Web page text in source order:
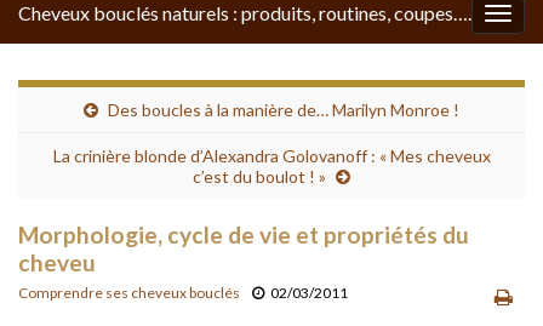
Cheveux bouclés naturels : produits, routines, coupes….
Des boucles à la manière de… Marilyn Monroe !
La crinière blonde d’Alexandra Golovanoff : « Mes cheveux
c’est du boulot ! »
Morphologie, cycle de vie et propriétés du
cheveu
Comprendre ses cheveux bouclés 02/03/2011